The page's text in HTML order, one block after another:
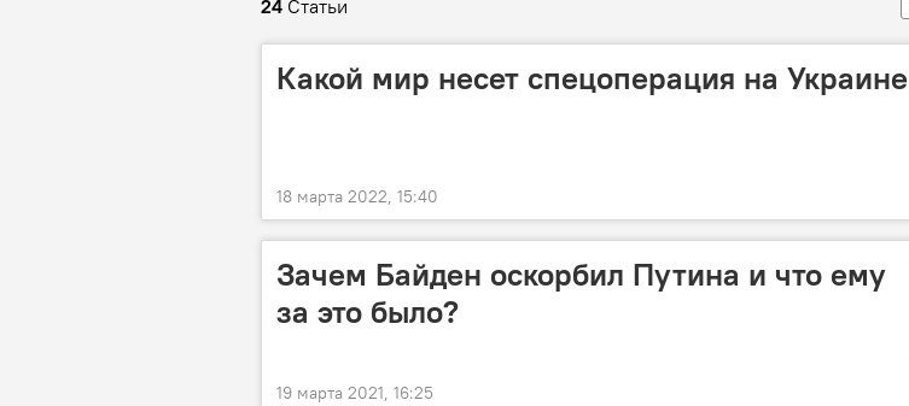
24 Статьи
Какой мир несет спецоперация на Украине
18 марта 2022, 15:40
Зачем Байден оскорбил Путина и что ему
за это было?
19 марта 2021, 16:25